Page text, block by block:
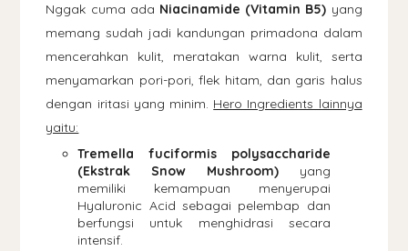
Nggak cuma ada Niacinamide (Vitamin B5) yang
memang sudah jadi kandungan primadona dalam
mencerahkan kulit, meratakan warna kulit, serta
menyamarkan pori-pori, flek hitam, dan garis halus
dengan iritasi yang minim. Hero Ingredients lainnya
yaitu:
Tremella fuciformis polysaccharide
(Ekstrak Snow Mushroom)yang
memiliki kemampuan menyerupai
Hyaluronic Acid sebagai pelembap dan
berfungsi untuk menghidrasi secara
intensif.